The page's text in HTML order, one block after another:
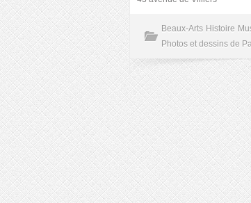
Beaux-Arts Histoire
Photos et dessins de